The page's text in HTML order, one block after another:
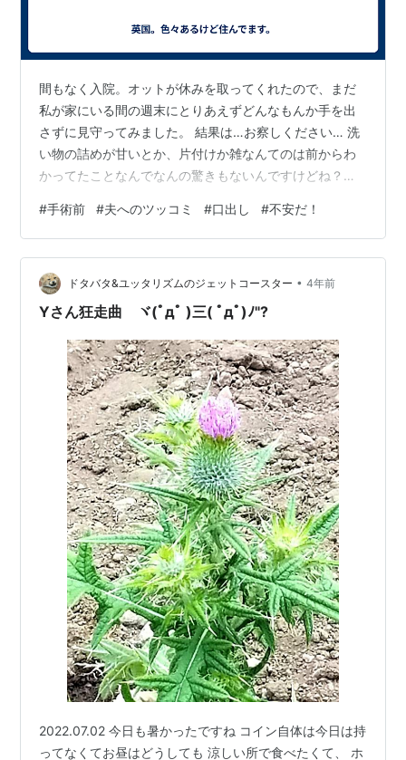
間もなく入院。オットが休みを取ってくれたので、まだ
私が家にいる間の週末にとりあえずどんなもんか手を出
さずに見守ってみました。 結果は…お察しください… 洗
い物の詰めが甘いとか、片付けか雑なんてのは前からわ
かってたことなんでなんの驚きもないんですけどね？入
をとったんですわ。私が先に町に出て、オットは子供た
ちを連れて遊びに行ったってだけの話なんですが、私が
先に帰ってきたら、まず食べたお菓子の包装がテーブル
に置きっぱなし。子供部屋のライトが遊んだままでつけ
っぱなし。挙げ句の果てには、庭へのドアの鍵が開けっ
#手術前 #夫へのツッコミ #口出し #不安だ！
ドタバタ&ユッタリズムのジェットコースター • 4年前
Yさん狂走曲 ヾ(ﾟдﾟ )三( ﾟдﾟ)ﾉ"?
2022.07.02 今日も暑かったですね コイン自体は今日は持
ってなくてお昼はどうしても 涼しい所で食べたくて、 ホ